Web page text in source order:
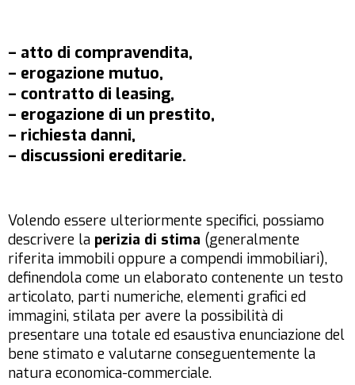
– atto di compravendita,
– erogazione mutuo,
– contratto di leasing,
– erogazione di un prestito,
– richiesta danni,
– discussioni ereditarie.
Volendo essere ulteriormente specifici, possiamo
descrivere la perizia di stima (generalmente
riferita immobili oppure a compendi immobiliari),
definendola come un elaborato contenente un testo
articolato, parti numeriche, elementi grafici ed
immagini, stilata per avere la possibilità di
presentare una totale ed esaustiva enunciazione del
bene stimato e valutarne conseguentemente la
natura economica-commerciale.